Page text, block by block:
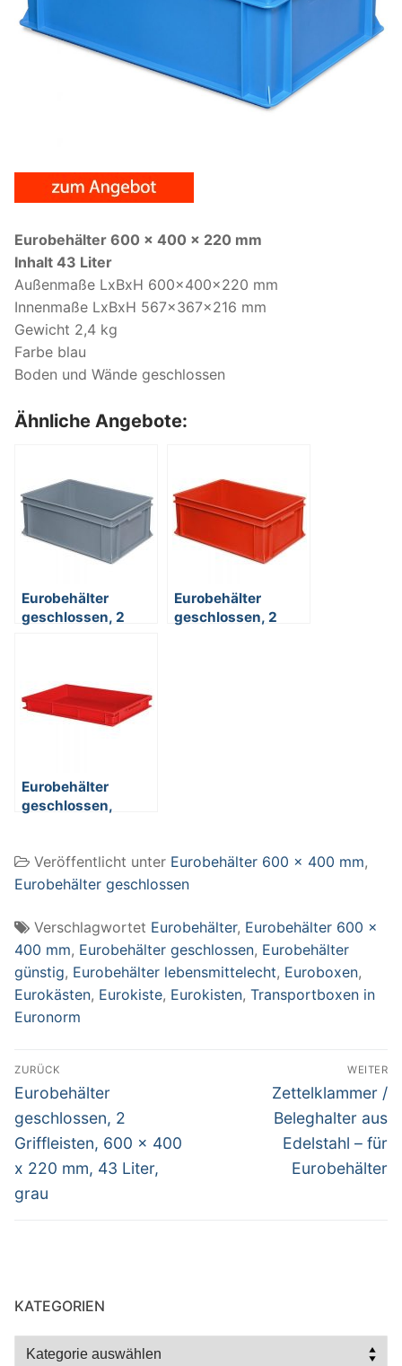
Eurobehälter 600 x 400 x 220 mm
Inhalt 43 Liter
Außenmaße LxBxH 600x400x220 mm
Innenmaße LxBxH 567x367x216 mm
Gewicht 2,4 kg
Farbe blau
Boden und Wände geschlossen
Ähnliche Angebote:
Eurobehälter
geschlossen, 2
Eurobehälter
geschlossen, 2
Eurobehälter
geschlossen,
75 mm, 13 Liter, rot
Veröffentlicht unter Eurobehälter 600 x 400 mm,
Eurobehälter geschlossen
Verschlagwortet Eurobehälter, Eurobehälter 600 x
400 mm, Eurobehälter geschlossen, Eurobehälter
günstig, Eurobehälter lebensmittelecht, Euroboxen,
Eurokästen, Eurokiste, Eurokisten, Transportboxen in
Euronorm
Beitragsnavigation
ZURÜCK
Vorheriger
Beitrag:
Eurobehälter
geschlossen, 2
Griffleisten, 600 x 400
x 220 mm, 43 Liter,
grau
WEITER
Nächster
Beitrag:
Zettelklammer /
Beleghalter aus
Edelstahl – für
Eurobehälter
KATEGORIEN
Kategorien